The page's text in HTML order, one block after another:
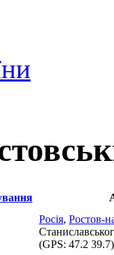
Росія, Ростов-
(GPS: 47.2 39.7)